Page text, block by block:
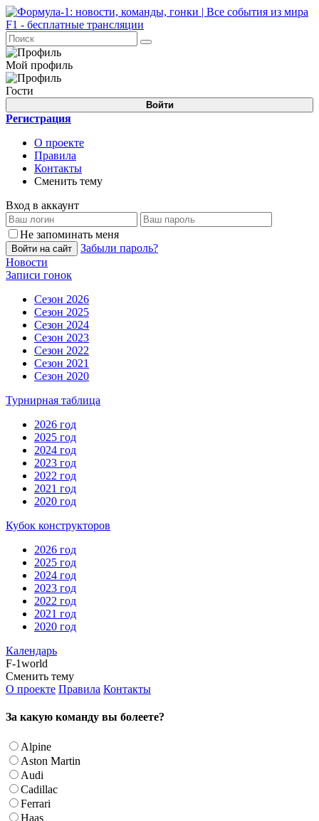
Мой профиль
Гости
Войти
Регистрация
О проекте
Правила
Контакты
Сменить тему
Вход в аккаунт
Не запоминать меня
Войти на сайт
Забыли пароль?
Новости
Записи гонок
Сезон 2026
Сезон 2025
Сезон 2024
Сезон 2023
Сезон 2022
Сезон 2021
Сезон 2020
Турнирная таблица
2026 год
2025 год
2024 год
2023 год
2022 год
2021 год
2020 год
Кубок конструкторов
2026 год
2025 год
2024 год
2023 год
2022 год
2021 год
2020 год
Календарь
F-1world
Сменить тему
О проекте Правила Контакты
За какую команду вы болеете?
Alpine
Aston Martin
Audi
Cadillac
Ferrari
Haas